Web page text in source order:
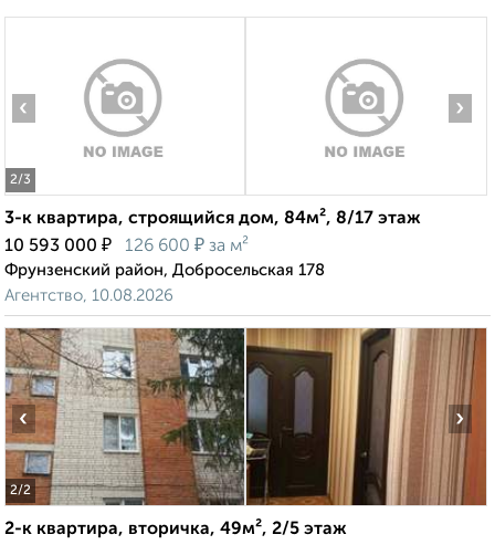
2/3
‹ ›
3-к квартира, строящийся дом, 84м², 8/17 этаж
10 593 000 ₽ 126 600 ₽ за м²
Фрунзенский район, Добросельская 178
Агентство, 10.08.2026
2/2
‹ ›
2-к квартира, вторичка, 49м², 2/5 этаж